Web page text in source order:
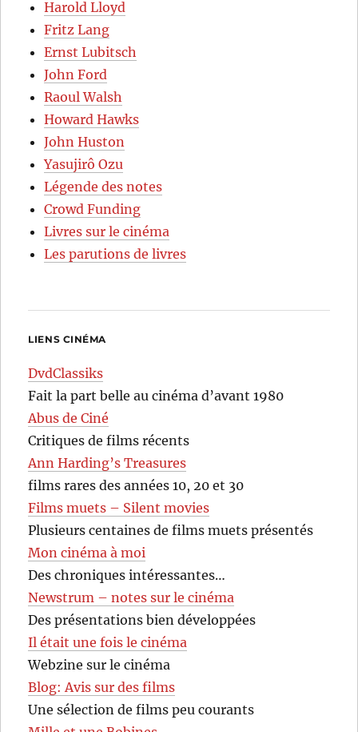
Harold Lloyd
Fritz Lang
Ernst Lubitsch
John Ford
Raoul Walsh
Howard Hawks
John Huston
Yasujirô Ozu
Légende des notes
Crowd Funding
Livres sur le cinéma
Les parutions de livres
LIENS CINÉMA
DvdClassiks
Fait la part belle au cinéma d’avant 1980
Abus de Ciné
Critiques de films récents
Ann Harding’s Treasures
films rares des années 10, 20 et 30
Films muets – Silent movies
Plusieurs centaines de films muets présentés
Mon cinéma à moi
Des chroniques intéressantes…
Newstrum – notes sur le cinéma
Des présentations bien développées
Il était une fois le cinéma
Webzine sur le cinéma
Blog: Avis sur des films
Une sélection de films peu courants